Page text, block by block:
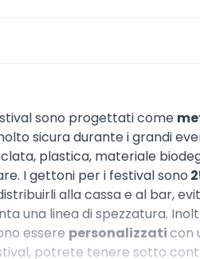
sono progettati come
sicura durante i grandi
plastica, materiale
I gettoni per i festival sono
alla cassa e al bar,
una linea di spezzatura.
essere personalizzaticon
potrete tenere sotto